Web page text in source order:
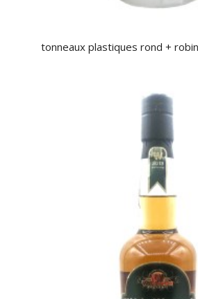
tonneaux plastiques rond +